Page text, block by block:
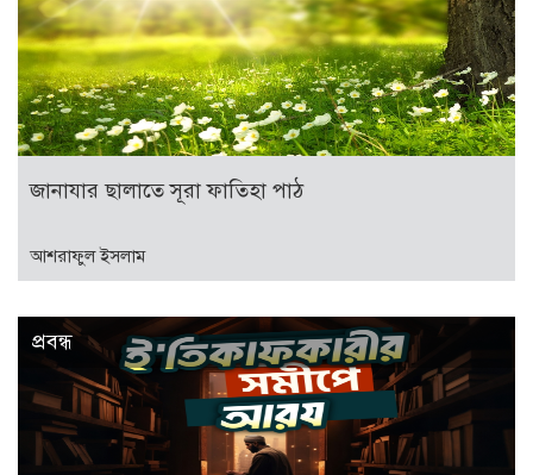
জানাযার ছালাতে সূরা ফাতিহা পাঠ
আশরাফুল ইসলাম
প্রবন্ধ